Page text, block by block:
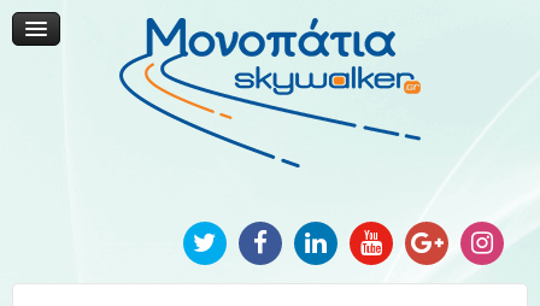
Μονοπάτια Καινοτομίας
Μονοπάτια Τοπικής Ανάπτυξης
Ανακοινώσεις
Φωτογραφίες